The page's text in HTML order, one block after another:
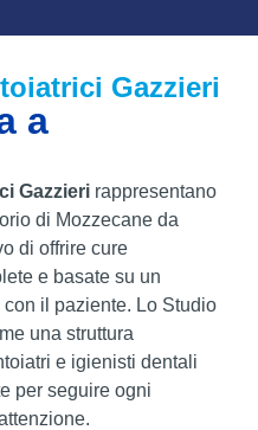
Gazzieri
a
Gazzieri rappresentano
di Mozzecane da
di offrire cure
e basate su un
con il paziente. Lo Studio
una struttura
e igienisti dentali
per seguire ogni